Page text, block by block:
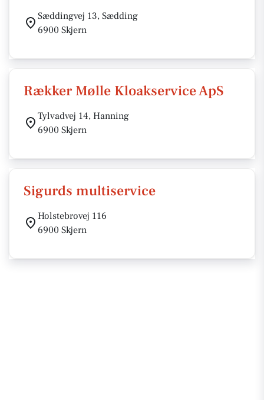
Sæddingvej 13, Sædding
6900 Skjern
Rækker Mølle Kloakservice ApS
Tylvadvej 14, Hanning
6900 Skjern
Sigurds multiservice
Holstebrovej 116
6900 Skjern